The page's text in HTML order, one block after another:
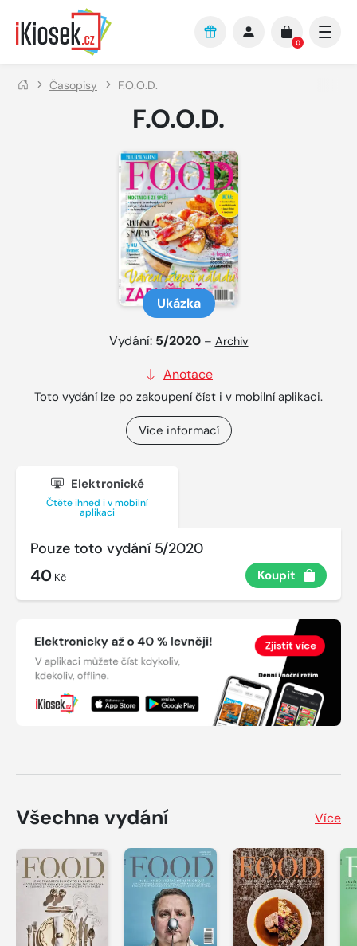
Přejít na hlavní obsah
0
Časopisy F.O.O.D.
F.O.O.D.
Ukázka
Vydání: 5/2020 – Archiv
Anotace
Toto vydání lze po zakoupení číst i v mobilní aplikaci.
Více informací
Elektronické
Čtěte ihned i v mobilní
aplikaci
Pouze toto vydání 5/2020
40 Kč Koupit
Všechna vydání Více